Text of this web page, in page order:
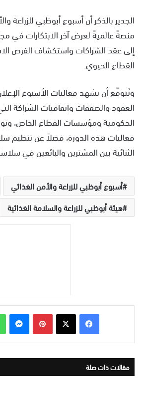
الجدير بالذكر أن أسبوع أبوظبي للزراعة
منصةً عالميةً لعرض آخر الابتكارات في
إلى عقد الشراكات واستكشاف الفرص
القطاع الحيوي.
ويُتوقَّع أن تشهد فعاليات الأسبوع
العقود والصفقات واتفاقيات الشراكة
الحكومية ومؤسسات القطاع الخاص،
فعاليات هذه الدورة، فضلاً عن تنظيم
الثنائية بين المشترين والبائعين في
أسبوع أبوظبي للزراعة والأمن الغذائي
هيئة أبوظبي للزراعة والسلامة الغذائية
بينتيريست
مقالات ذات صلة